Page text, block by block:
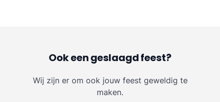
Ook een geslaagd feest?
Wij zijn er om ook jouw feest geweldig te
maken.